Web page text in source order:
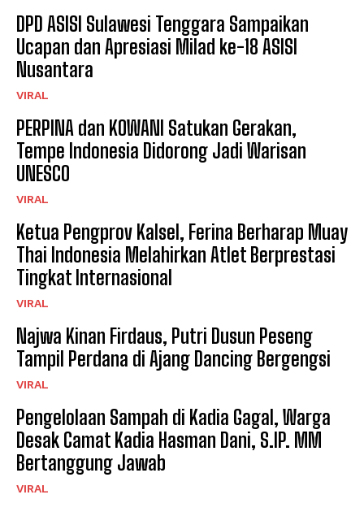
DPD ASISI Sulawesi Tenggara Sampaikan
Ucapan dan Apresiasi Milad ke-18 ASISI
Nusantara
VIRAL
PERPINA dan KOWANI Satukan Gerakan,
Tempe Indonesia Didorong Jadi Warisan
UNESCO
VIRAL
Ketua Pengprov Kalsel, Ferina Berharap Muay
Thai Indonesia Melahirkan Atlet Berprestasi
Tingkat Internasional
VIRAL
Najwa Kinan Firdaus, Putri Dusun Peseng
Tampil Perdana di Ajang Dancing Bergengsi
VIRAL
Pengelolaan Sampah di Kadia Gagal, Warga
Desak Camat Kadia Hasman Dani, S.IP. MM
Bertanggung Jawab
VIRAL